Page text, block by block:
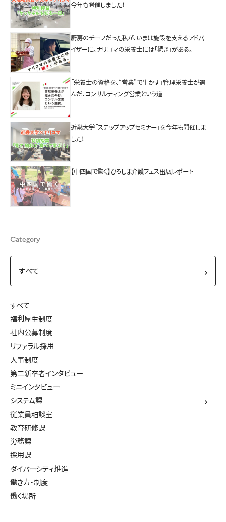
今年も開催しました！
厨房のチーフだった私が、いまは施設を支えるアドバ
イザーに。ナリコマの栄養士には「続き」がある。
「栄養士の資格を、“営業”で生かす」管理栄養士が選
んだ、コンサルティング営業という道
近畿大学「ステップアップセミナー」を今年も開催しま
した！
【中四国で働く】ひろしま介護フェス出展レポート
Category
すべて
福利厚生制度
社内公募制度
リファラル採用
人事制度
第二新卒者インタビュー
ミニインタビュー
システム課
従業員相談室
教育研修課
労務課
採用課
ダイバーシティ推進
働き方・制度
働く場所